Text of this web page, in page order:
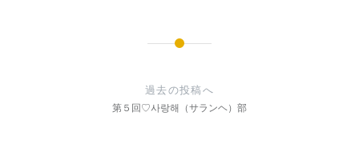
過去の投稿へ
第５回♡사랑해（サランヘ）部